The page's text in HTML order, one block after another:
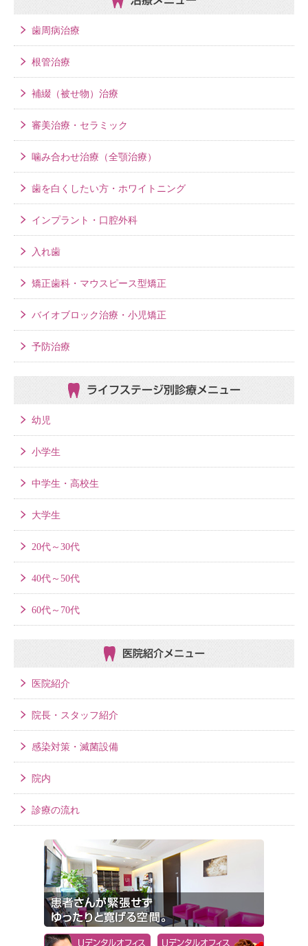
歯周病治療
根管治療
補綴（被せ物）治療
審美治療・セラミック
噛み合わせ治療（全顎治療）
歯を白くしたい方・ホワイトニング
インプラント・口腔外科
入れ歯
矯正歯科・マウスピース型矯正
バイオブロック治療・小児矯正
予防治療
ライフステージ別 診療メニュー
幼児
小学生
中学生・高校生
大学生
20代～30代
40代～50代
60代～70代
医院紹介メニュー
医院紹介
院長・スタッフ紹介
感染対策・滅菌設備
院内
診療の流れ